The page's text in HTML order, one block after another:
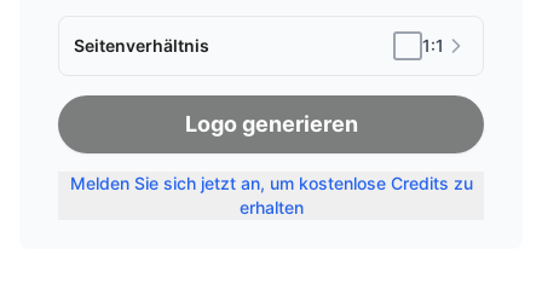
Seitenverhältnis 1:1
Logo generieren
Melden Sie sich jetzt an, um kostenlose Credits zu
erhalten